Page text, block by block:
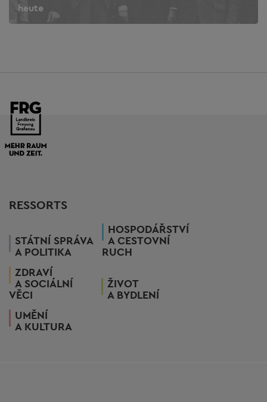
heute
RESSORTS
STÁTNÍ SPRÁVA
A POLITIKA
HOSPODÁŘSTVÍ
A CESTOVNÍ
RUCH
ZDRAVÍ
A SOCIÁLNÍ
VĚCI
ŽIVOT
A BYDLENÍ
UMĚNÍ
A KULTURA